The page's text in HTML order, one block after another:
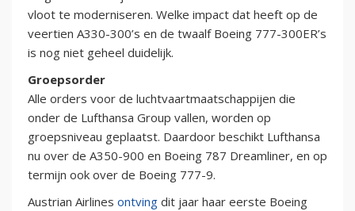
vloot te moderniseren. Welke impact dat heeft op de
veertien A330-300’s en de twaalf Boeing 777-300ER’s
is nog niet geheel duidelijk.
Groepsorder
Alle orders voor de luchtvaartmaatschappijen die
onder de Lufthansa Group vallen, worden op
groepsniveau geplaatst. Daardoor beschikt Lufthansa
nu over de A350-900 en Boeing 787 Dreamliner, en op
termijn ook over de Boeing 777-9.
Austrian Airlines ontving dit jaar haar eerste Boeing